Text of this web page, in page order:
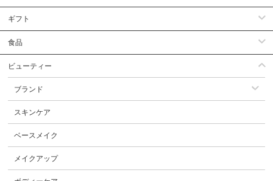
ギフト
食品
ビューティー
ブランド
スキンケア
ベースメイク
メイクアップ